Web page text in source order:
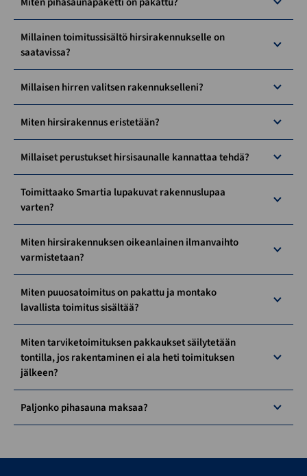
Millainen toimitussisältö hirsirakennukselle on
saatavissa?
Millaisen hirren valitsen rakennukselleni?
Miten hirsirakennus eristetään?
Millaiset perustukset hirsisaunalle kannattaa tehdä?
Toimittaako Smartia lupakuvat rakennuslupaa
varten?
Miten hirsirakennuksen oikeanlainen ilmanvaihto
varmistetaan?
Miten puuosatoimitus on pakattu ja montako
lavallista toimitus sisältää?
Miten tarviketoimituksen pakkaukset säilytetään
tontilla, jos rakentaminen ei ala heti toimituksen
jälkeen?
Paljonko pihasauna maksaa?